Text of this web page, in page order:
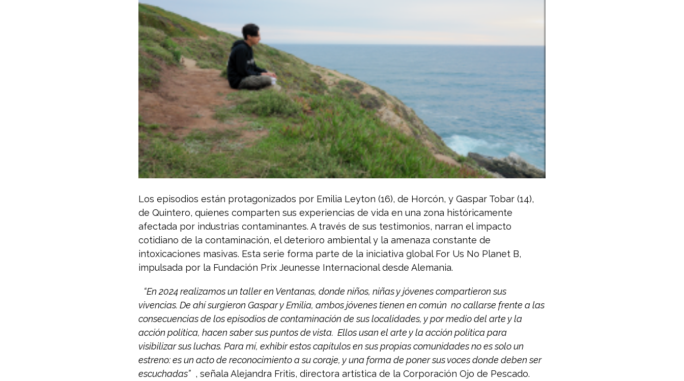
Los episodios están protagonizados por Emilia Leyton (16), de Horcón, y Gaspar Tobar (14),
de Quintero, quienes comparten sus experiencias de vida en una zona históricamente
afectada por industrias contaminantes. A través de sus testimonios, narran el impacto
cotidiano de la contaminación, el deterioro ambiental y la amenaza constante de
intoxicaciones masivas. Esta serie forma parte de la iniciativa global For Us No Planet B,
impulsada por la Fundación Prix Jeunesse Internacional desde Alemania.
“En 2024 realizamos un taller en Ventanas, donde niños, niñas y jóvenes compartieron sus
vivencias. De ahí surgieron Gaspar y Emilia, ambos jóvenes tienen en común no callarse frente a las
consecuencias de los episodios de contaminación de sus localidades, y por medio del arte y la
acción política, hacen saber sus puntos de vista. Ellos usan el arte y la acción política para
visibilizar sus luchas. Para mí, exhibir estos capítulos en sus propias comunidades no es solo un
estreno: es un acto de reconocimiento a su coraje, y una forma de poner sus voces donde deben ser
escuchadas” , señala Alejandra Fritis, directora artística de la Corporación Ojo de Pescado.